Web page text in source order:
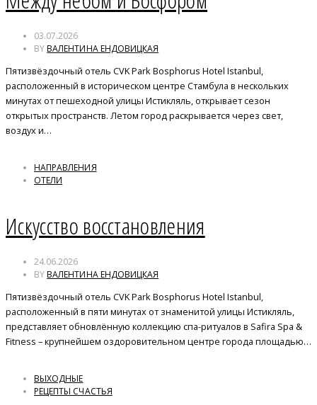
03.07.2026
BYВАЛЕНТИНА ЕНДОВИЦКАЯ
Пятизвёздочный отель CVK Park Bosphorus Hotel Istanbul,
расположенный в историческом центре Стамбула в нескольких
минутах от пешеходной улицы Истикляль, открывает сезон
открытых пространств. Летом город раскрывается через свет,
воздух и…
НАПРАВЛЕНИЯ
ОТЕЛИ
Искусство восстановления
24.06.2026
BYВАЛЕНТИНА ЕНДОВИЦКАЯ
Пятизвёздочный отель CVK Park Bosphorus Hotel Istanbul,
расположенный в пяти минутах от знаменитой улицы Истикляль,
представляет обновлённую коллекцию спа-ритуалов в Safira Spa &
Fitness – крупнейшем оздоровительном центре города площадью…
ВЫХОДНЫЕ
РЕЦЕПТЫ СЧАСТЬЯ